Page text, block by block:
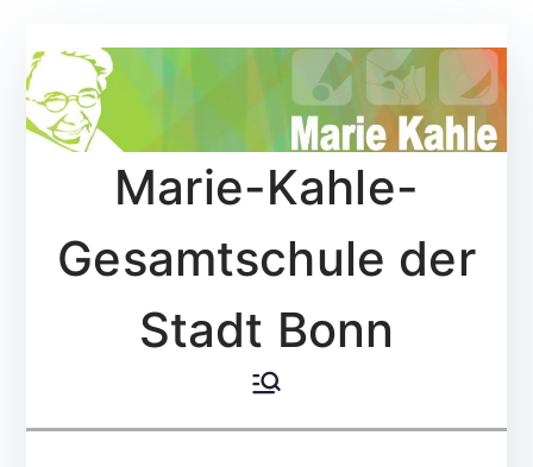
Inhalt
springen
Marie-Kahle-
Gesamtschule der
Stadt Bonn